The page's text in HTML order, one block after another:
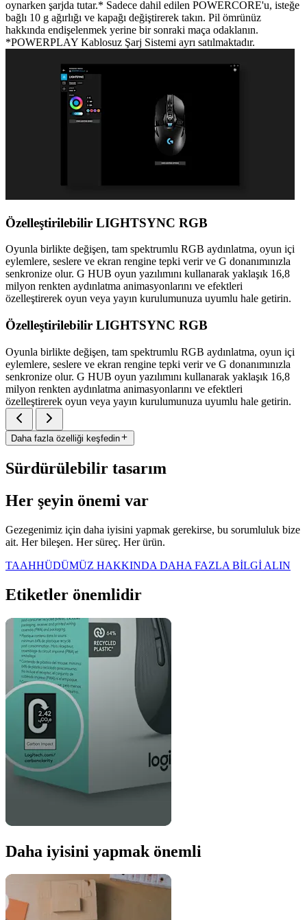
oynarken şarjda tutar.* Sadece dahil edilen POWERCORE'u, isteğe
bağlı 10 g ağırlığı ve kapağı değiştirerek takın. Pil ömrünüz
hakkında endişelenmek yerine bir sonraki maça odaklanın.
*POWERPLAY Kablosuz Şarj Sistemi ayrı satılmaktadır.
Özelleştirilebilir LIGHTSYNC RGB
Oyunla birlikte değişen, tam spektrumlu RGB aydınlatma, oyun içi
eylemlere, seslere ve ekran rengine tepki verir ve G donanımınızla
senkronize olur. G HUB oyun yazılımını kullanarak yaklaşık 16,8
milyon renkten aydınlatma animasyonlarını ve efektleri
özelleştirerek oyun veya yayın kurulumunuza uyumlu hale getirin.
Özelleştirilebilir LIGHTSYNC RGB
Oyunla birlikte değişen, tam spektrumlu RGB aydınlatma, oyun içi
eylemlere, seslere ve ekran rengine tepki verir ve G donanımınızla
senkronize olur. G HUB oyun yazılımını kullanarak yaklaşık 16,8
milyon renkten aydınlatma animasyonlarını ve efektleri
özelleştirerek oyun veya yayın kurulumunuza uyumlu hale getirin.
Daha fazla özelliği keşfedin
Sürdürülebilir tasarım
Her şeyin önemi var
Gezegenimiz için daha iyisini yapmak gerekirse, bu sorumluluk bize
ait. Her bileşen. Her süreç. Her ürün.
TAAHHÜDÜMÜZ HAKKINDA DAHA FAZLA BİLGİ ALIN
Etiketler önemlidir
Daha iyisini yapmak önemli